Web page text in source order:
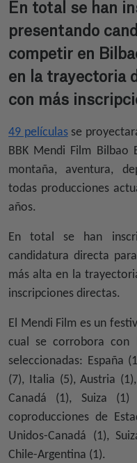
En total se han
presentando
competir en
en la trayectoria
con más
49 películasse
BBK Mendi Film Bilbao
montaña, aventura,
todas producciones
años.
En total se han
candidatura directa
más alta en la
inscripciones directas.
El Mendi Film es un
cual se corrobora con
seleccionadas: España
(7), Italia (5), Austria
Canadá (1), Suiza
coproducciones de
Unidos-Canadá (1),
Chile-Argentina (1).